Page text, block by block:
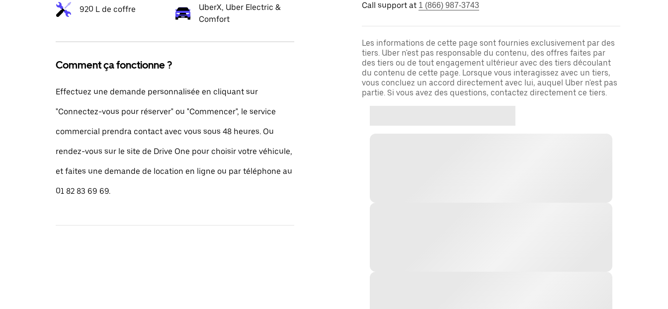
920 L de coffre
UberX, Uber Electric &
Comfort
Comment ça fonctionne ?
Effectuez une demande personnalisée en cliquant sur
"Connectez-vous pour réserver" ou "Commencer", le service
commercial prendra contact avec vous sous 48 heures. Ou
rendez-vous sur le site de Drive One pour choisir votre véhicule,
et faites une demande de location en ligne ou par téléphone au
01 82 83 69 69.
Call support at 1 (866) 987-3743
Les informations de cette page sont fournies exclusivement par des
tiers. Uber n'est pas responsable du contenu, des offres faites par
des tiers ou de tout engagement ultérieur avec des tiers découlant
du contenu de cette page. Lorsque vous interagissez avec un tiers,
vous concluez un accord directement avec lui, auquel Uber n'est pas
partie. Si vous avez des questions, contactez directement ce tiers.